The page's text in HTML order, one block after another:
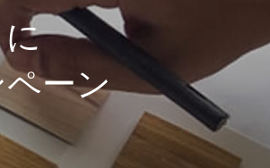
ーン